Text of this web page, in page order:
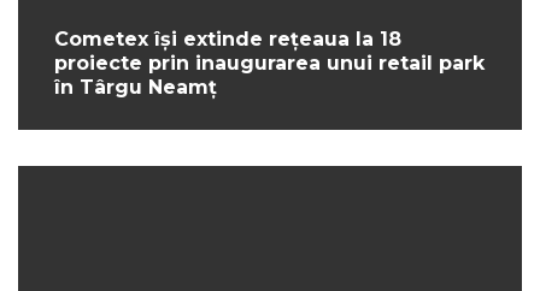
Cometex își extinde rețeaua la 18
proiecte prin inaugurarea unui retail park
în Târgu Neamț